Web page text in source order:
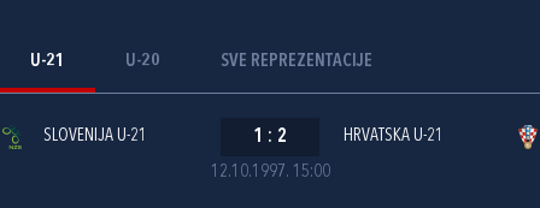
U-21 U-20 SVE REPREZENTACIJE
12.10.1997. 15:00
SLOVENIJA U-21 1 : 2 HRVATSKA U-21